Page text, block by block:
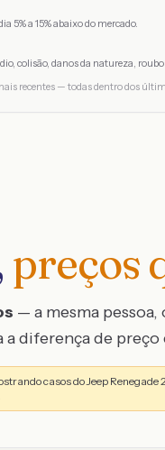
5% a 15% abaixo do mercado.
colisão, danos da natureza,
recentes — todas dentro dos
preços
— a mesma
diferença de preço
casos do Jeep